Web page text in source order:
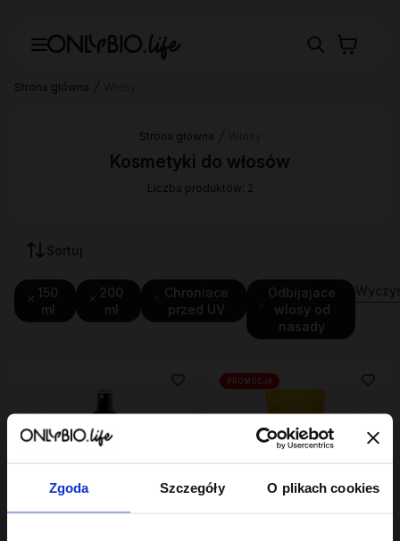
Zgoda Szczegóły O plikach cookies
Strona główna
Strona główna
Kosmetyki do włosów
Liczba produktów: 2
Sortuj
150
ml
200
ml
Chroniace
przed UV
Odbijajace
wlosy od
nasady
PROMOCJA